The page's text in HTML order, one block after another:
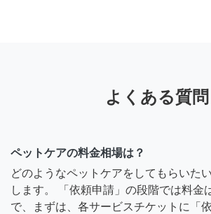
よくある質問
ペットケアの料金相場は？
どのようなペットケアをしてもらいた
します。 「依頼申請」の段階では料金
で、まずは、各サービスチケットに「